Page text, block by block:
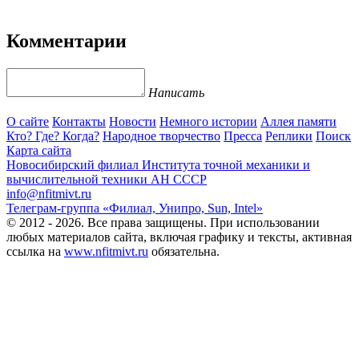
Комментарии
Написать
О сайте Контакты Новости Немного истории Аллея памяти
Кто? Где? Когда? Народное творчество Пресса Реплики Поиск
Карта сайта
Новосибирский филиал Института точной механики и
вычислительной техники АН СССР
info@nfitmivt.ru
Телеграм-группа «Филиал, Унипро, Sun, Intel»
© 2012 - 2026. Все права защищены. При использовании
любых материалов сайта, включая графику и тексты, активная
ссылка на www.nfitmivt.ru обязательна.